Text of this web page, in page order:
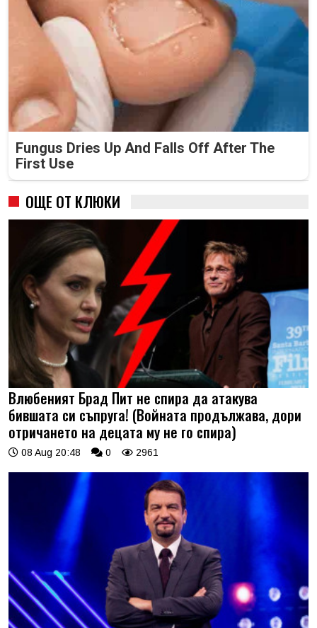
Fungus Dries Up And Falls Off After The
First Use
ОЩЕ ОТ КЛЮКИ
Влюбеният Брад Пит не спира да атакува
бившата си съпруга! (Войната продължава, дори
отричането на децата му не го спира)
08 Aug 20:48 0 2961